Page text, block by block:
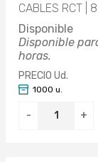
CABLES RCT |
Disponible
Disponible
horas.
PRECIO Ud.
- +
1000 u.